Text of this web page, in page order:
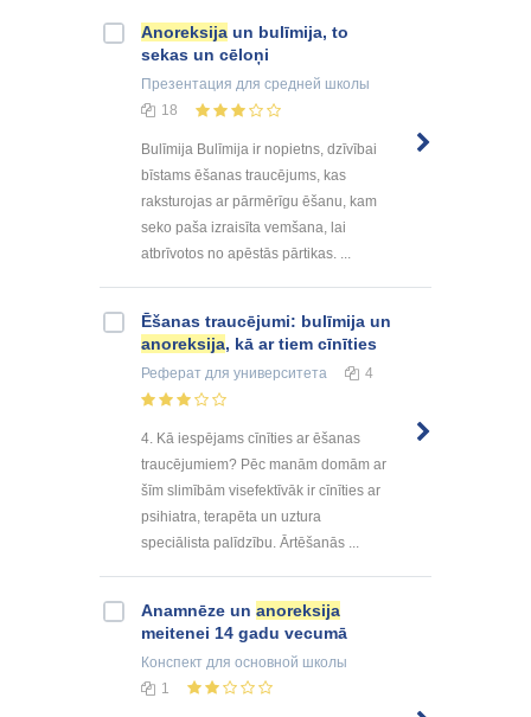
Anoreksija un bulīmija, to
sekas un cēloņi
Презентация для средней школы
18
Bulīmija Bulīmija ir nopietns, dzīvībai
bīstams ēšanas traucējums, kas
raksturojas ar pārmērīgu ēšanu, kam
seko paša izraisīta vemšana, lai
atbrīvotos no apēstās pārtikas. ...
Ēšanas traucējumi: bulīmija un
anoreksija, kā ar tiem cīnīties
Реферат для университета 4
4. Kā iespējams cīnīties ar ēšanas
traucējumiem? Pēc manām domām ar
šīm slimībām visefektīvāk ir cīnīties ar
psihiatra, terapēta un uztura
speciālista palīdzību. Ārtēšanās ...
Anamnēze un anoreksija
meitenei 14 gadu vecumā
Конспект для основной школы
1